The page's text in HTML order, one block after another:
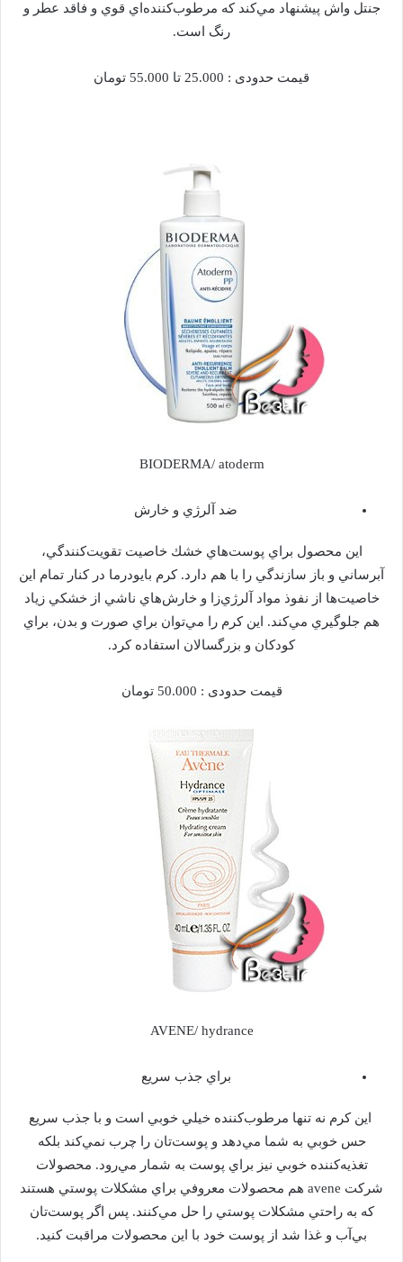
جنتل واش پيشنهاد مي‌كند كه مرطوب‌كننده‌اي قوي و فاقد عطر و
رنگ است.
قيمت حدودی : 25.000 تا 55.000 تومان
BIODERMA/ atoderm
ضد آلرژي و خارش
اين محصول براي پوست‌هاي خشك خاصيت تقويت‌كنندگي،
آبرساني و باز سازندگي را با هم دارد. كرم بايودرما در كنار تمام اين
خاصيت‌ها از نفوذ مواد آلرژي‌زا و خارش‌هاي ناشي از خشكي زياد
هم جلوگيري مي‌كند. اين كرم را مي‌توان براي صورت و بدن، براي
كودكان و بزرگسالان استفاده كرد.
قيمت حدودی : 50.000 تومان
AVENE/ hydrance
براي جذب سريع
اين كرم نه تنها مرطوب‌كننده خيلي خوبي است و با جذب سريع
حس خوبي به شما مي‌دهد و پوست‌تان را چرب نمي‌كند بلكه
تغذيه‌كننده خوبي نيز براي پوست به شمار مي‌رود. محصولات
شركت avene هم محصولات معروفي براي مشكلات پوستي هستند
كه به راحتي مشكلات پوستي را حل مي‌كنند. پس اگر پوست‌تان
بي‌آب و غذا شد از پوست خود با اين محصولات مراقبت كنيد.